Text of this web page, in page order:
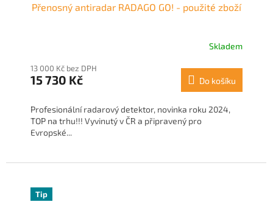
Přenosný antiradar RADAGO GO! - použité zboží
Skladem
13 000 Kč bez DPH
15 730 Kč Do košíku
Profesionální radarový detektor, novinka roku 2024,
TOP na trhu!!! Vyvinutý v ČR a připravený pro
Evropské...
Tip